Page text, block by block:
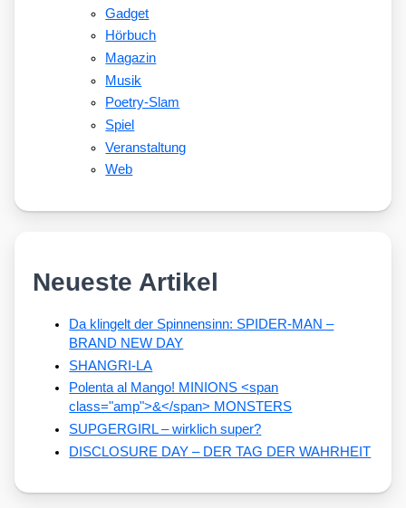
Gadget
Hörbuch
Magazin
Musik
Poetry-Slam
Spiel
Veranstaltung
Web
Neueste Artikel
Da klingelt der Spinnensinn: SPIDER-MAN –
BRAND NEW DAY
SHANGRI-LA
Polenta al Mango! MINIONS <span
class="amp">&</span> MONSTERS
SUPGERGIRL – wirklich super?
DISCLOSURE DAY – DER TAG DER WAHRHEIT